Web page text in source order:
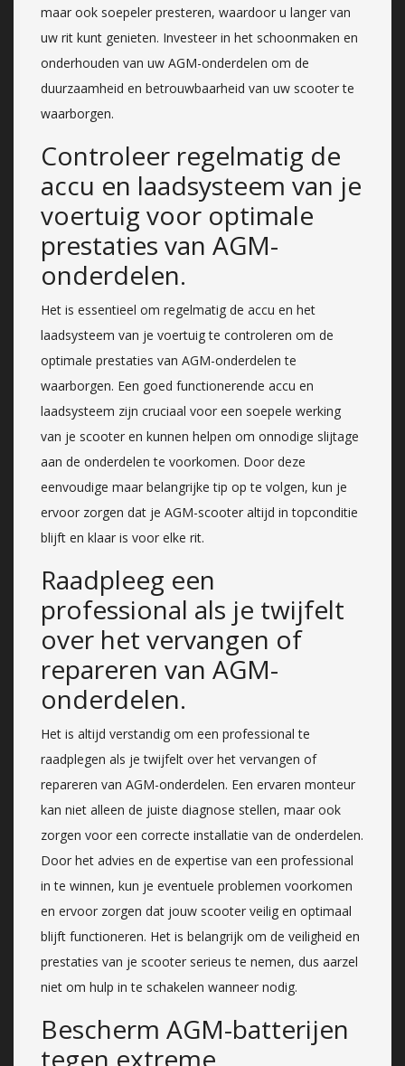
maar ook soepeler presteren, waardoor u langer van
uw rit kunt genieten. Investeer in het schoonmaken en
onderhouden van uw AGM-onderdelen om de
duurzaamheid en betrouwbaarheid van uw scooter te
waarborgen.
Controleer regelmatig de
accu en laadsysteem van je
voertuig voor optimale
prestaties van AGM-
onderdelen.
Het is essentieel om regelmatig de accu en het
laadsysteem van je voertuig te controleren om de
optimale prestaties van AGM-onderdelen te
waarborgen. Een goed functionerende accu en
laadsysteem zijn cruciaal voor een soepele werking
van je scooter en kunnen helpen om onnodige slijtage
aan de onderdelen te voorkomen. Door deze
eenvoudige maar belangrijke tip op te volgen, kun je
ervoor zorgen dat je AGM-scooter altijd in topconditie
blijft en klaar is voor elke rit.
Raadpleeg een
professional als je twijfelt
over het vervangen of
repareren van AGM-
onderdelen.
Het is altijd verstandig om een professional te
raadplegen als je twijfelt over het vervangen of
repareren van AGM-onderdelen. Een ervaren monteur
kan niet alleen de juiste diagnose stellen, maar ook
zorgen voor een correcte installatie van de onderdelen.
Door het advies en de expertise van een professional
in te winnen, kun je eventuele problemen voorkomen
en ervoor zorgen dat jouw scooter veilig en optimaal
blijft functioneren. Het is belangrijk om de veiligheid en
prestaties van je scooter serieus te nemen, dus aarzel
niet om hulp in te schakelen wanneer nodig.
Bescherm AGM-batterijen
tegen extreme